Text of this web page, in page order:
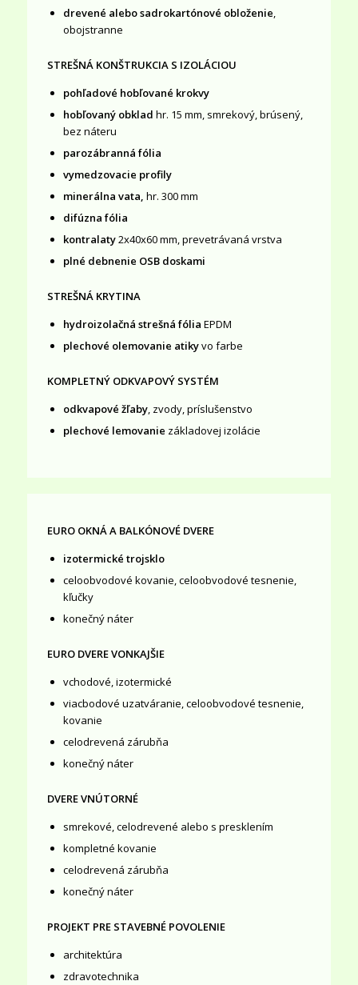
drevené alebo sadrokartónové obloženie,
obojstranne
STREŠNÁ KONŠTRUKCIA S IZOLÁCIOU
pohľadové hobľované krokvy
hobľovaný obklad hr. 15 mm, smrekový, brúsený,
bez náteru
parozábranná fólia
vymedzovacie profily
minerálna vata, hr. 300 mm
difúzna fólia
kontralaty2x40x60 mm, prevetrávaná vrstva
plné debnenie OSB doskami
STREŠNÁ KRYTINA
hydroizolačná strešná fólia EPDM
plechové olemovanie atikyvo farbe
KOMPLETNÝ ODKVAPOVÝ SYSTÉM
odkvapové žľaby, zvody, príslušenstvo
plechové lemovanie základovej izolácie
EURO OKNÁ A BALKÓNOVÉ DVERE
izotermické trojsklo
celoobvodové kovanie, celoobvodové tesnenie,
kľučky
konečný náter
EURO DVERE VONKAJŠIE
vchodové, izotermické
viacbodové uzatváranie, celoobvodové tesnenie,
kovanie
celodrevená zárubňa
konečný náter
DVERE VNÚTORNÉ
smrekové, celodrevené alebo s presklením
kompletné kovanie
celodrevená zárubňa
konečný náter
PROJEKT PRE STAVEBNÉ POVOLENIE
architektúra
zdravotechnika